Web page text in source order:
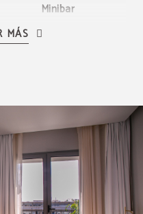
Minibar
Habitación con vistas
MÁS